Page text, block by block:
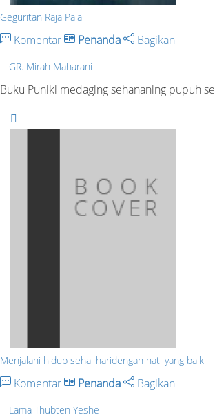
Geguritan Raja Pala
Komentar Penanda Bagikan
GR. Mirah Maharani
Buku Puniki medaging sehananing pupuh
Menjalani hidup sehai haridengan hati yang baik
Komentar Penanda Bagikan
Lama Thubten Yeshe